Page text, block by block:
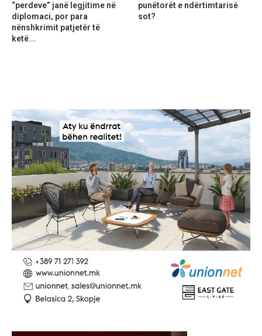
“perdeve” janë legjitime në
diplomaci, por para
nënshkrimit patjetër të
ketë...
punëtorët e ndërtimtarisë
sot?